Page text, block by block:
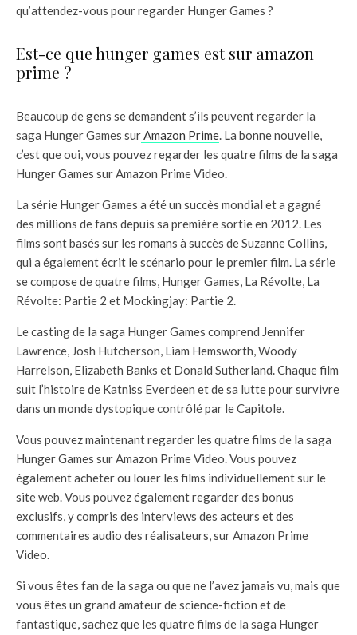
qu’attendez-vous pour regarder Hunger Games ?
Est-ce que hunger games est sur amazon
prime ?
Beaucoup de gens se demandent s’ils peuvent regarder la
saga Hunger Games surAmazon Prime. La bonne nouvelle,
c’est que oui, vous pouvez regarder les quatre films de la saga
Hunger Games sur Amazon Prime Video.
La série Hunger Games a été un succès mondial et a gagné
des millions de fans depuis sa première sortie en 2012. Les
films sont basés sur les romans à succès de Suzanne Collins,
qui a également écrit le scénario pour le premier film. La série
se compose de quatre films, Hunger Games, La Révolte, La
Révolte: Partie 2 et Mockingjay: Partie 2.
Le casting de la saga Hunger Games comprend Jennifer
Lawrence, Josh Hutcherson, Liam Hemsworth, Woody
Harrelson, Elizabeth Banks et Donald Sutherland. Chaque film
suit l’histoire de Katniss Everdeen et de sa lutte pour survivre
dans un monde dystopique contrôlé par le Capitole.
Vous pouvez maintenant regarder les quatre films de la saga
Hunger Games sur Amazon Prime Video. Vous pouvez
également acheter ou louer les films individuellement sur le
site web. Vous pouvez également regarder des bonus
exclusifs, y compris des interviews des acteurs et des
commentaires audio des réalisateurs, sur Amazon Prime
Video.
Si vous êtes fan de la saga ou que ne l’avez jamais vu, mais que
vous êtes un grand amateur de science-fiction et de
fantastique, sachez que les quatre films de la saga Hunger